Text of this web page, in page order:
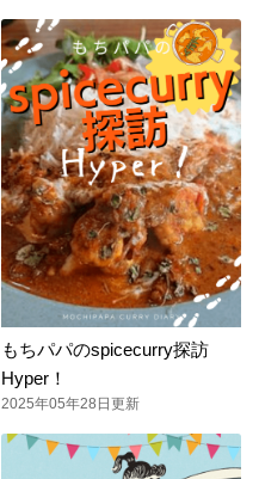
もちパパのspicecurry探訪
Hyper！
2025年05年28日更新